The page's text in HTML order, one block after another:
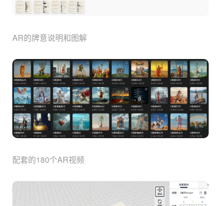
AR的牌意说明和图解
配套的180个AR视频